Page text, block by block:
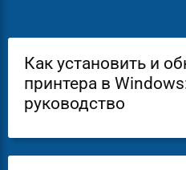
Как установить и
принтера в
руководство